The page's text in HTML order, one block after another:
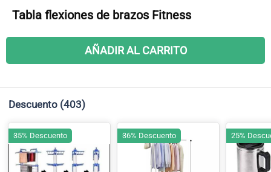
Tabla flexiones de brazos Fitness
AÑADIR AL CARRITO
Descuento (403)
35% Descuento 36% Descuento 25%